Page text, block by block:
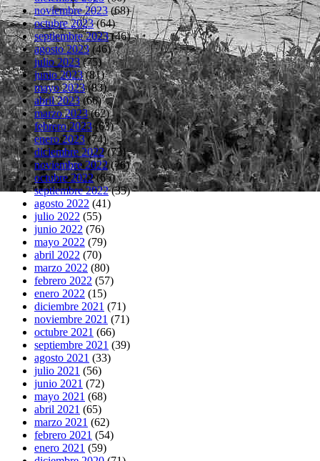
noviembre 2023(68)
octubre 2023(64)
septiembre 2023(46)
agosto 2023(46)
julio 2023(75)
junio 2023(81)
mayo 2023(83)
abril 2023(66)
marzo 2023(62)
febrero 2023(63)
enero 2023(74)
diciembre 2022(73)
noviembre 2022(76)
octubre 2022(65)
septiembre 2022(35)
agosto 2022 (41)
julio 2022 (55)
junio 2022 (76)
mayo 2022 (79)
abril 2022 (70)
marzo 2022 (80)
febrero 2022 (57)
enero 2022 (15)
diciembre 2021 (71)
noviembre 2021 (71)
octubre 2021 (66)
septiembre 2021 (39)
agosto 2021 (33)
julio 2021 (56)
junio 2021 (72)
mayo 2021 (68)
abril 2021 (65)
marzo 2021 (62)
febrero 2021 (54)
enero 2021 (59)